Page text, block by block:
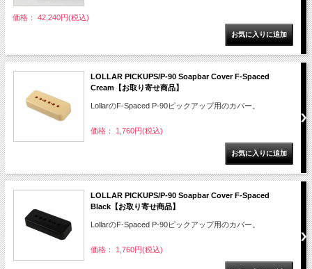
価格： 42,240円(税込)
LOLLAR PICKUPS/P-90 Soapbar Cover F-Spaced
Cream【お取り寄せ商品】
LollarのF-Spaced P-90ピックアップ用のカバー。
価格： 1,760円(税込)
LOLLAR PICKUPS/P-90 Soapbar Cover F-Spaced
Black【お取り寄せ商品】
LollarのF-Spaced P-90ピックアップ用のカバー。
価格： 1,760円(税込)